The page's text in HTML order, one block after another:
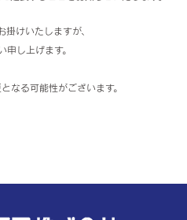
掛けいたしますが、
申し上げます。
なる可能性がございます。